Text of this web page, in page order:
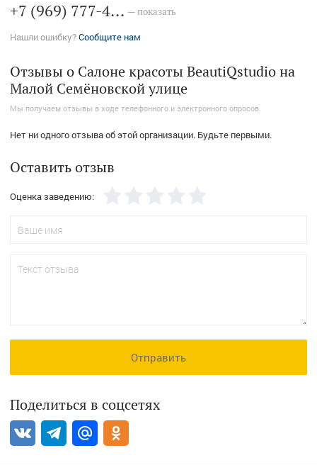
+7 (969) 777-4... — показать
Нашли ошибку?Сообщите нам
Отзывы о Салоне красоты BeautiQstudio на
Малой Семёновской улице
Мы получаем отзывы в ходе телефонного и электронного опросов.
Нет ни одного отзыва об этой организации. Будьте первыми.
Оставить отзыв
Оценка заведению:
Отправить
Поделиться в соцсетях